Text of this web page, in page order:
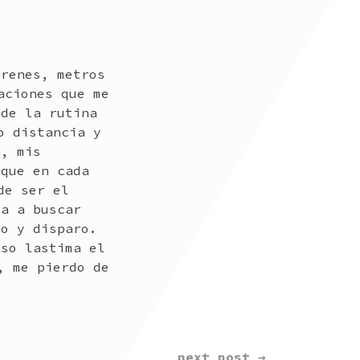
metros
que me
de la rutina
distancia y
mis
en cada
ser el
a buscar
y disparo.
lastima el
pierdo de
next post →